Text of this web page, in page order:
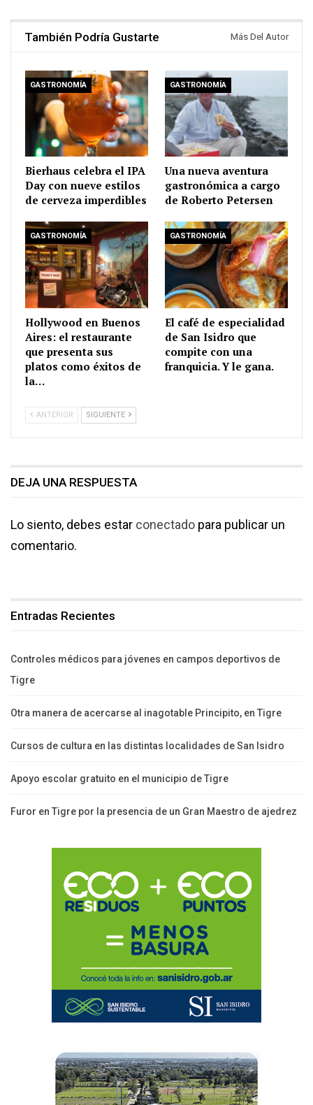
También Podría Gustarte Más Del Autor
GASTRONOMÍA
Bierhaus celebra el IPA
Day con nueve estilos
de cerveza imperdibles
GASTRONOMÍA
Una nueva aventura
gastronómica a cargo
de Roberto Petersen
GASTRONOMÍA
Hollywood en Buenos
Aires: el restaurante
que presenta sus
platos como éxitos de
la…
GASTRONOMÍA
El café de especialidad
de San Isidro que
compite con una
franquicia. Y le gana.
ANTERIOR SIGUIENTE
DEJA UNA RESPUESTA
Lo siento, debes estar conectado para publicar un
comentario.
Entradas Recientes
Controles médicos para jóvenes en campos deportivos de
Tigre
Otra manera de acercarse al inagotable Principito, en Tigre
Cursos de cultura en las distintas localidades de San Isidro
Apoyo escolar gratuito en el municipio de Tigre
Furor en Tigre por la presencia de un Gran Maestro de ajedrez